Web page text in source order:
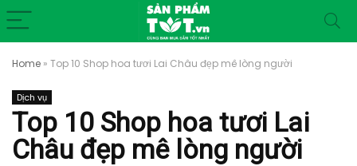
Home » Top 10 Shop hoa tươi Lai Châu đẹp mê lòng người
Dịch vụ
Top 10 Shop hoa tươi Lai
Châu đẹp mê lòng người